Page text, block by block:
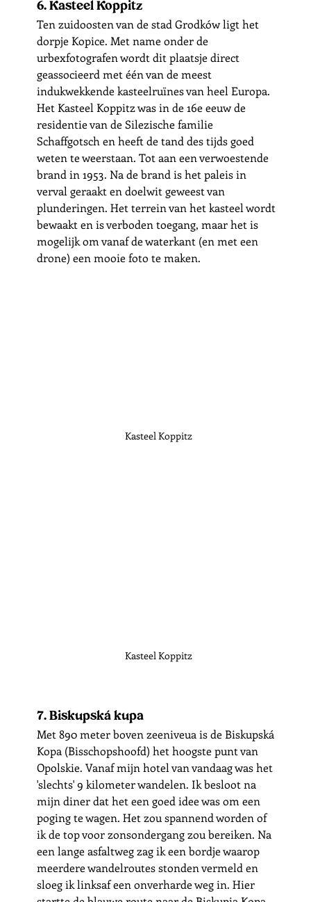
6. Kasteel Koppitz
Ten zuidoosten van de stad Grodków ligt het
dorpje Kopice. Met name onder de
urbexfotografen wordt dit plaatsje direct
geassocieerd met één van de meest
indukwekkende kasteelruïnes van heel Europa.
Het Kasteel Koppitz was in de 16e eeuw de
residentie van de Silezische familie
Schaffgotsch en heeft de tand des tijds goed
weten te weerstaan. Tot aan een verwoestende
brand in 1953. Na de brand is het paleis in
verval geraakt en doelwit geweest van
plunderingen. Het terrein van het kasteel wordt
bewaakt en is verboden toegang, maar het is
mogelijk om vanaf de waterkant (en met een
drone) een mooie foto te maken.
Kasteel Koppitz
Kasteel Koppitz
7. Biskupská kupa
Met 890 meter boven zeeniveua is de Biskupská
Kopa (Bisschopshoofd) het hoogste punt van
Opolskie. Vanaf mijn hotel van vandaag was het
'slechts' 9 kilometer wandelen. Ik besloot na
mijn diner dat het een goed idee was om een
poging te wagen. Het zou spannend worden of
ik de top voor zonsondergang zou bereiken. Na
een lange asfaltweg zag ik een bordje waarop
meerdere wandelroutes stonden vermeld en
sloeg ik linksaf een onverharde weg in. Hier